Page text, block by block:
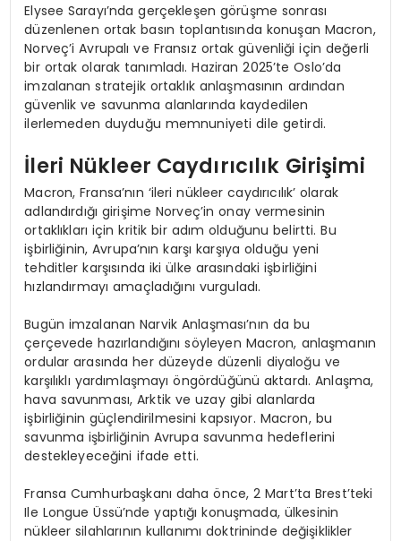
Elysee Sarayı’nda gerçekleşen görüşme sonrası
düzenlenen ortak basın toplantısında konuşan Macron,
Norveç’i Avrupalı ve Fransız ortak güvenliği için değerli
bir ortak olarak tanımladı. Haziran 2025’te Oslo’da
imzalanan stratejik ortaklık anlaşmasının ardından
güvenlik ve savunma alanlarında kaydedilen
ilerlemeden duyduğu memnuniyeti dile getirdi.
İleri Nükleer Caydırıcılık Girişimi
Macron, Fransa’nın ‘ileri nükleer caydırıcılık’ olarak
adlandırdığı girişime Norveç’in onay vermesinin
ortaklıkları için kritik bir adım olduğunu belirtti. Bu
işbirliğinin, Avrupa’nın karşı karşıya olduğu yeni
tehditler karşısında iki ülke arasındaki işbirliğini
hızlandırmayı amaçladığını vurguladı.
Bugün imzalanan Narvik Anlaşması’nın da bu
çerçevede hazırlandığını söyleyen Macron, anlaşmanın
ordular arasında her düzeyde düzenli diyaloğu ve
karşılıklı yardımlaşmayı öngördüğünü aktardı. Anlaşma,
hava savunması, Arktik ve uzay gibi alanlarda
işbirliğinin güçlendirilmesini kapsıyor. Macron, bu
savunma işbirliğinin Avrupa savunma hedeflerini
destekleyeceğini ifade etti.
Fransa Cumhurbaşkanı daha önce, 2 Mart’ta Brest’teki
Ile Longue Üssü’nde yaptığı konuşmada, ülkesinin
nükleer silahlarının kullanımı doktrininde değişiklikler